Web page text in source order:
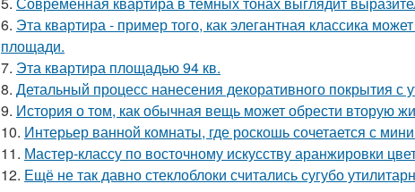
6. Эта квартира - пример того, как элегантная классика
площади.
7. Эта квартира площадью 94 кв.
8. Детальный процесс нанесения декоративного покрытия
9. История о том, как обычная вещь может обрести вторую
10. Интерьер ванной комнаты, где роскошь сочетается с
11. Мастер-классу по восточному искусству аранжировки
12. Ещё не так давно стеклоблоки считались сугубо